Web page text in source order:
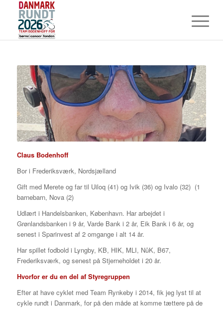
Claus Bodenhoff
Bor i Frederiksværk, Nordsjælland
Gift med Merete og far til Uiloq (41) og Ivik (36) og Ivalo (32) (1
barnebarn, Nova (2)
Udlært i Handelsbanken, København. Har arbejdet i
Grønlandsbanken i 9 år, Varde Bank i 2 år, Eik Bank i 6 år, og
senest i Sparinvest af 2 omgange i alt 14 år.
Har spillet fodbold i Lyngby, KB, HIK, MLI, NûK, B67,
Frederiksværk, og senest på Stjerneholdet i 20 år.
Hvorfor er du en del af Styregruppen
Efter at have cyklet med Team Rynkeby i 2014, fik jeg lyst til at
cykle rundt i Danmark, for på den måde at komme tættere på de